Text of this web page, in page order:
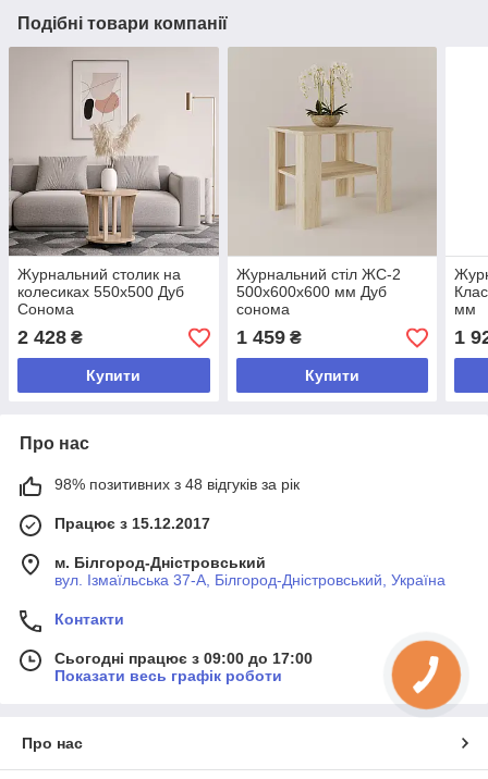
Подібні товари компанії
Журнальний столик на
колесиках 550х500 Дуб
Сонома
2 428 ₴
Купити
Журнальний стіл ЖС-2
500x600x600 мм Дуб
сонома
1 459₴
Купити
мм
1
Про нас
98% позитивних з 48 відгуків за рік
Працює з 15.12.2017
м. Білгород-Дністровський
вул. Ізмаїльська 37-А, Білгород-Дністровський, Україна
Контакти
Сьогодні працює з 09:00 до 17:00
Показати весь графік роботи
Про нас